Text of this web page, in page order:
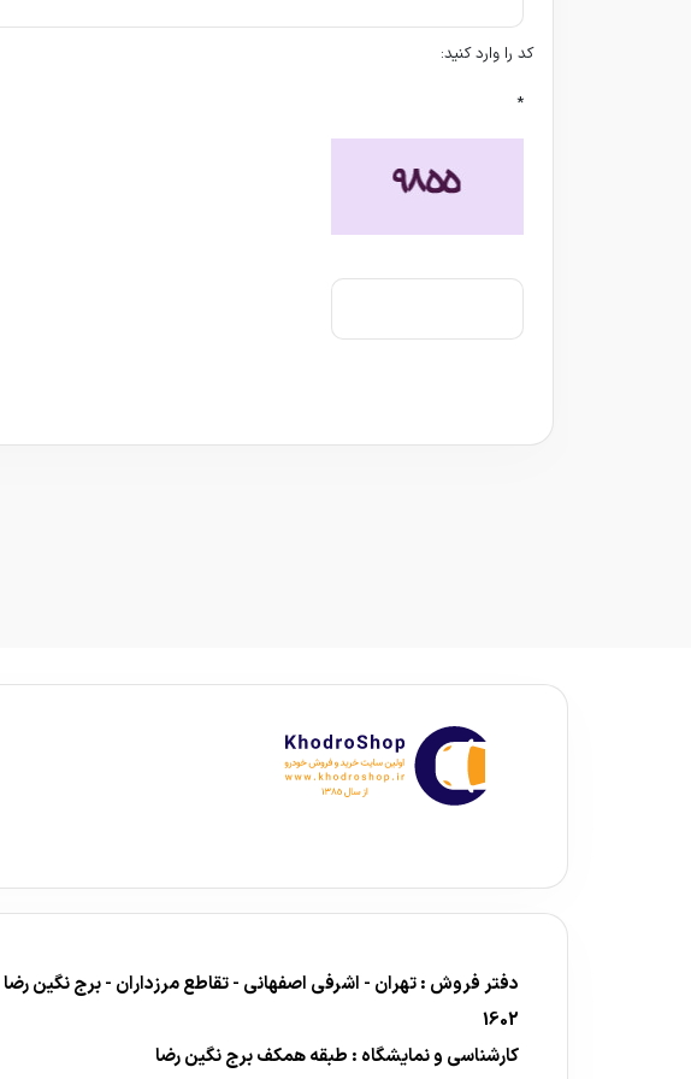
کد را وارد کنید:
*
1602
کارشناسی و نمایشگاه : طبقه همکف برج نگین رضا